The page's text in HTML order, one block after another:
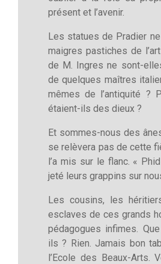
présent et l’avenir.
Les statues de Pradier
maigres pastiches de
de M. Ingres ne sont-
de quelques maîtres
mêmes de l’antiquité ?
étaient-ils des dieux ?
Et sommes-nous des
se relèvera pas de cette
l’a mis sur le flanc. «
jeté leurs grappins sur
Les cousins, les
esclaves de ces grands
pédagogues infimes.
ils ? Rien. Jamais bon
l’Ecole des Beaux-Arts.